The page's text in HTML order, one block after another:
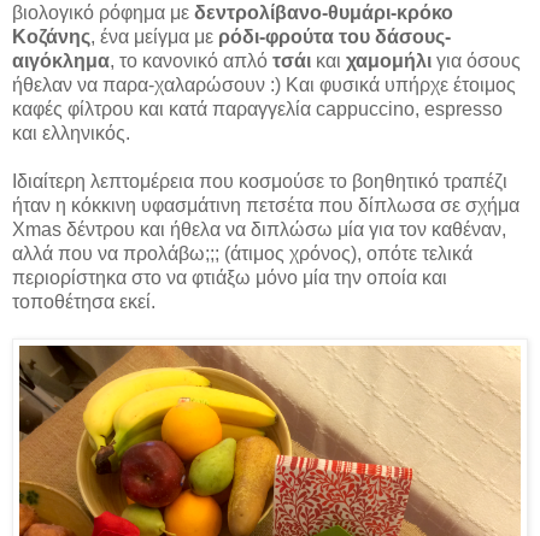
βιολογικό ρόφημα με δεντρολίβανο-θυμάρι-κρόκο
Κοζάνης, ένα μείγμα με ρόδι-φρούτα του δάσους-
αιγόκλημα, το κανονικό απλό τσάι και χαμομήλι για όσους
ήθελαν να παρα-χαλαρώσουν :) Και φυσικά υπήρχε έτοιμος
καφές φίλτρου και κατά παραγγελία cappuccino, espresso
και ελληνικός.
Ιδιαίτερη λεπτομέρεια που κοσμούσε το βοηθητικό τραπέζι
ήταν η κόκκινη υφασμάτινη πετσέτα που δίπλωσα σε σχήμα
Xmas δέντρου και ήθελα να διπλώσω μία για τον καθέναν,
αλλά που να προλάβω;;; (άτιμος χρόνος), οπότε τελικά
περιορίστηκα στο να φτιάξω μόνο μία την οποία και
τοποθέτησα εκεί.